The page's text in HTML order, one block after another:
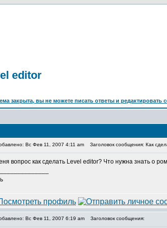
editor
Вс Фев 11, 2007 4:11 am Заголовок сообщения: Как
вопрос как сделать Level editor? Что нужна знать о
Вс Фев 11, 2007 6:19 am Заголовок сообщения: